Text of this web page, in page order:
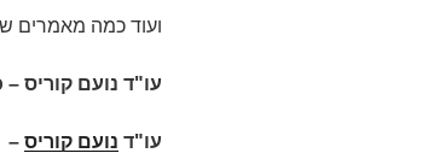
ועוד כמה מאמרים
עו"ד נועם קוריס –
עו"ד נועם קוריס –